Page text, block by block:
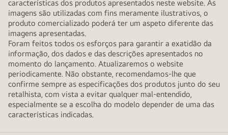
para
obter
mais
detalhes.”
características dos produtos apresentados neste website. As
imagens são utilizadas com fins meramente ilustrativos, o
produto comercializado poderá ter um aspeto diferente das
imagens apresentadas.
Foram feitos todos os esforços para garantir a exatidão da
informação, dos dados e das descrições apresentados no
momento do lançamento. Atualizaremos o website
periodicamente. Não obstante, recomendamos-lhe que
confirme sempre as especificações dos produtos junto do seu
retalhista, com vista a evitar qualquer mal-entendido,
especialmente se a escolha do modelo depender de uma das
características indicadas.